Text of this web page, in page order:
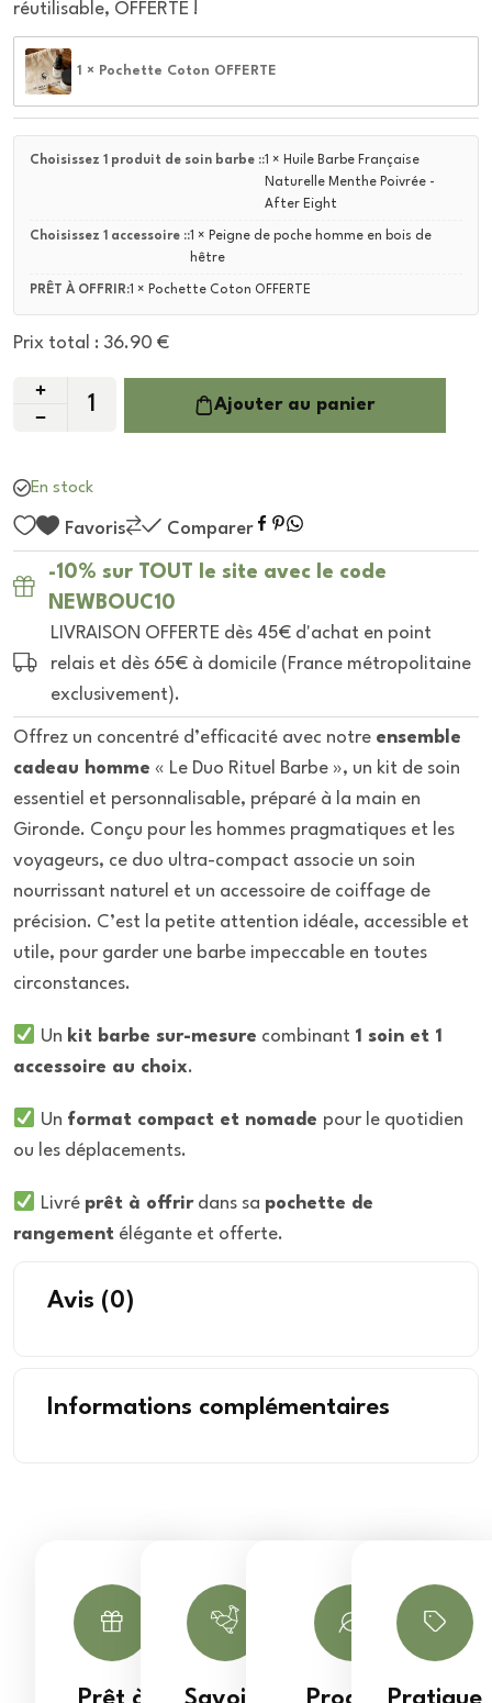
réutilisable, OFFERTE !
1 × Pochette Coton OFFERTE
Choisissez 1 produit de soin barbe ::1 × Huile Barbe Française
Naturelle Menthe Poivrée -
After Eight
Choisissez 1 accessoire ::1 × Peigne de poche homme en bois de
hêtre
PRÊT À OFFRIR:1 × Pochette Coton OFFERTE
Prix total : 36.90 €
Ajouter au panier
En stock
Favoris Comparer
-10% sur TOUT le site avec le code
NEWBOUC10
LIVRAISON OFFERTE dès 45€ d'achat en point
relais et dès 65€ à domicile (France métropolitaine
exclusivement).
Offrez un concentré d’efficacité avec notre ensemble
cadeau homme « Le Duo Rituel Barbe », un kit de soin
essentiel et personnalisable, préparé à la main en
Gironde. Conçu pour les hommes pragmatiques et les
voyageurs, ce duo ultra-compact associe un soin
nourrissant naturel et un accessoire de coiffage de
précision. C’est la petite attention idéale, accessible et
utile, pour garder une barbe impeccable en toutes
circonstances.
Un kit barbe sur-mesure combinant 1 soin et 1
accessoire au choix.
Un format compact et nomade pour le quotidien
ou les déplacements.
Livré prêt à offrirdans sa pochette de
rangement élégante et offerte.
Avis (0)
Informations complémentaires